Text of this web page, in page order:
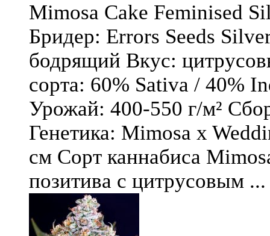
Mimosa Cake Feminised
Бридер: Errors Seeds
бодрящий Вкус:
сорта: 60% Sativa / 40%
Урожай: 400-550 г/м²
Генетика: Mimosa x
см Сорт каннабиса
позитива с цитрусовым ...